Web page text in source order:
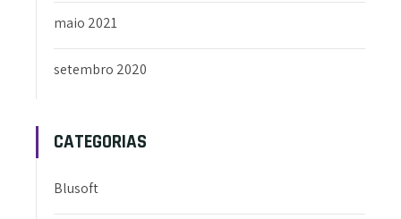
maio 2021
setembro 2020
CATEGORIAS
Blusoft